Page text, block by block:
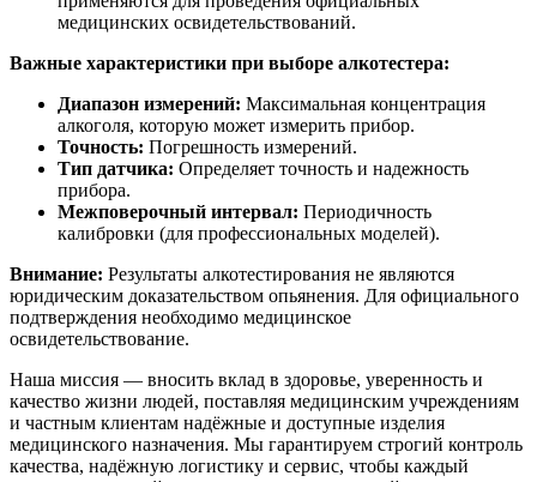
медицинских освидетельствований.
Важные характеристики при выборе алкотестера:
Диапазон измерений: Максимальная концентрация
алкоголя, которую может измерить прибор.
Точность: Погрешность измерений.
Тип датчика: Определяет точность и надежность
прибора.
Межповерочный интервал: Периодичность
калибровки (для профессиональных моделей).
Внимание: Результаты алкотестирования не являются
юридическим доказательством опьянения. Для официального
подтверждения необходимо медицинское
освидетельствование.
Наша миссия — вносить вклад в здоровье, уверенность и
качество жизни людей, поставляя медицинским учреждениям
и частным клиентам надёжные и доступные изделия
медицинского назначения. Мы гарантируем строгий контроль
качества, надёжную логистику и сервис, чтобы каждый